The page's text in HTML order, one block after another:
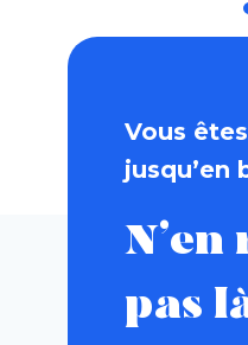
Vous
jusqu’en
pas